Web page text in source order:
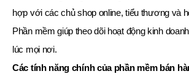
hợp với các chủ shop online, tiểu thương và
Phần mềm giúp theo dõi hoạt động kinh
lúc mọi nơi.
Các tính năng chính của phần mềm bán